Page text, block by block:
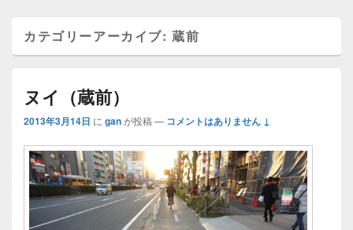
カテゴリーアーカイブ:蔵前
ヌイ（蔵前）
2013年3月14日 に ganが投稿 — コメントはありません ↓